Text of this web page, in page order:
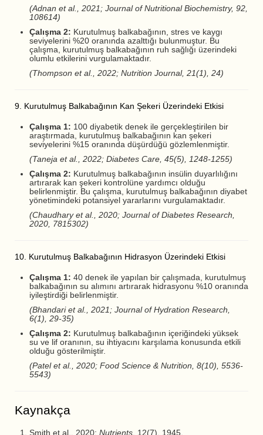
(Adnan et al., 2021; Journal of Nutritional Biochemistry, 92,
108614)
Çalışma 2: Kurutulmuş balkabağının, stres ve kaygı
seviyelerini %20 oranında azalttığı bulunmuştur. Bu
çalışma, kurutulmuş balkabağının ruh sağlığı üzerindeki
olumlu etkilerini vurgulamaktadır.
(Thompson et al., 2022; Nutrition Journal, 21(1), 24)
9. Kurutulmuş Balkabağının Kan Şekeri Üzerindeki Etkisi
Çalışma 1: 100 diyabetik denek ile gerçekleştirilen bir
araştırmada, kurutulmuş balkabağının kan şekeri
seviyelerini %15 oranında düşürdüğü gözlemlenmiştir.
(Taneja et al., 2022; Diabetes Care, 45(5), 1248-1255)
Çalışma 2: Kurutulmuş balkabağının insülin duyarlılığını
artırarak kan şekeri kontrolüne yardımcı olduğu
belirlenmiştir. Bu çalışma, kurutulmuş balkabağının diyabet
yönetimindeki potansiyel yararlarını vurgulamaktadır.
(Chaudhary et al., 2020; Journal of Diabetes Research,
2020, 7815302)
10. Kurutulmuş Balkabağının Hidrasyon Üzerindeki Etkisi
Çalışma 1: 40 denek ile yapılan bir çalışmada, kurutulmuş
balkabağının su alımını artırarak hidrasyonu %10 oranında
iyileştirdiği belirlenmiştir.
(Bhandari et al., 2021; Journal of Hydration Research,
6(1), 29-35)
Çalışma 2: Kurutulmuş balkabağının içeriğindeki yüksek
su ve lif oranının, su ihtiyacını karşılama konusunda etkili
olduğu gösterilmiştir.
(Patel et al., 2020; Food Science & Nutrition, 8(10), 5536-
5543)
Kaynakça
Smith et al., 2020; Nutrients, 12(7), 1945.